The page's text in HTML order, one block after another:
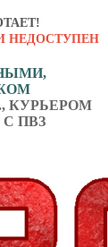
НЕДОСТУПЕН
КУРЬЕРОМ
ПВЗ